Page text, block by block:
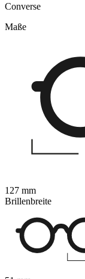
Converse
Maße
127 mm
Brillenbreite